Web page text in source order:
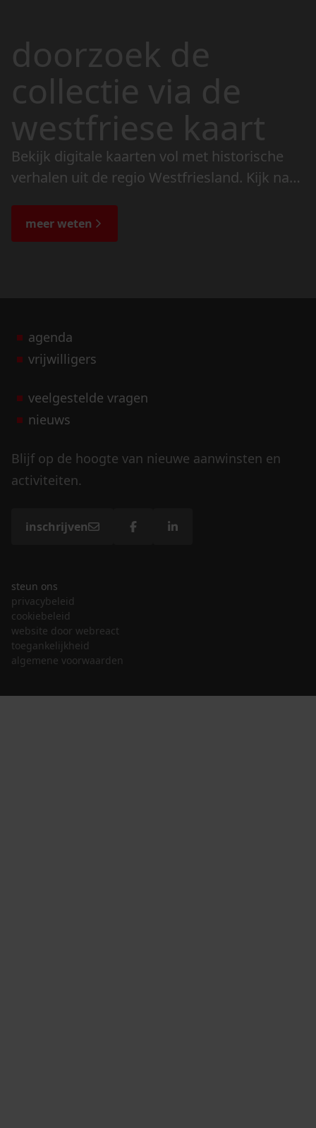
doorzoek de
collectie via de
westfriese kaart
Bekijk digitale kaarten vol met historische
verhalen uit de regio Westfriesland. Kijk naar
de bijzondere verhalen.
meer weten
agenda
vrijwilligers
veelgestelde vragen
nieuws
Blijf op de hoogte van nieuwe aanwinsten en
activiteiten.
inschrijven
steun ons
privacybeleid
cookiebeleid
website door webreact
toegankelijkheid
algemene voorwaarden